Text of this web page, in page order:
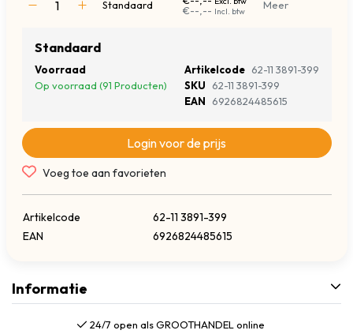
Standaard €--,-- Incl. btw Meer
Standaard
Voorraad
Op voorraad (91 Producten)
Artikelcode 62-11 3891-399
SKU
62-11 3891-399
EAN
6926824485615
Login voor de prijs
Voeg toe aan favorieten
Artikelcode
62-11 3891-399
EAN
6926824485615
Informatie
24/7 open als GROOTHANDEL online